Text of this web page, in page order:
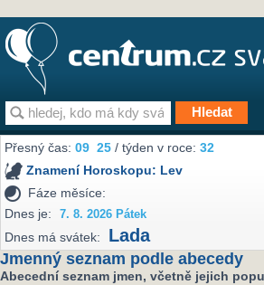
Přesný čas:09 25 / týden v roce:32
Znamení Horoskopu: Lev
Fáze měsíce:
Dnes je:
7. 8. 2026 Pátek
Dnes má svátek: Lada
Jmenný seznam podle abecedy
Abecední seznam jmen, včetně jejich